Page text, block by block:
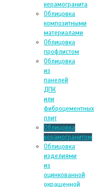
керамогранита
Облицовка
композитными
материалами
Облицовка
профлистом
Облицовка
из
панелей
ДПК
или
фиброцементных
плит
Облицовка
керамогранитом
Облицовка
изделиями
из
оцинкованной
окрашенной